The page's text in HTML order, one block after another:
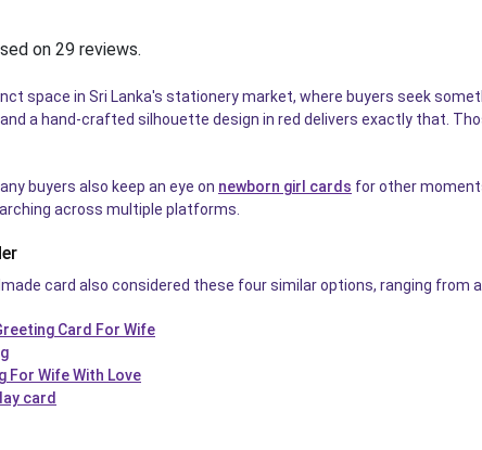
on 29 reviews.
space in Sri Lanka's stationery market, where buyers seek
a hand-crafted silhouette design in red delivers exactly that.
buyers also keep an eye on newborn girl cards for other
across multiple platforms.
card also considered these four similar options, ranging
Card For Wife
For Wife With Love
card